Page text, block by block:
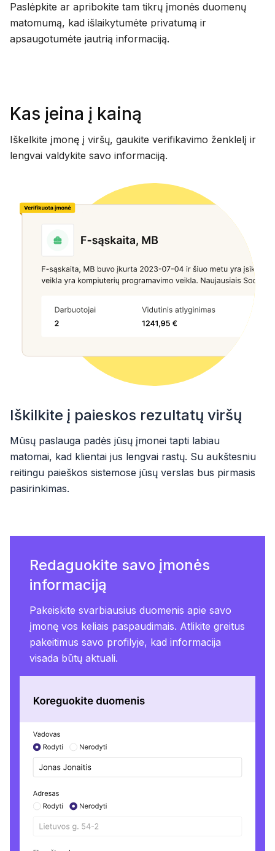
Paslėpkite ar apribokite tam tikrų įmonės duomenų
matomumą, kad išlaikytumėte privatumą ir
apsaugotumėte jautrią informaciją.
Kas įeina į kainą
Iškelkite įmonę į viršų, gaukite verifikavimo ženklelį ir
lengvai valdykite savo informaciją.
Iškilkite į paieskos rezultatų viršų
Mūsų paslauga padės jūsų įmonei tapti labiau
matomai, kad klientai jus lengvai rastų. Su aukštesniu
reitingu paieškos sistemose jūsų verslas bus pirmasis
pasirinkimas.
Redaguokite savo įmonės
informaciją
Pakeiskite svarbiausius duomenis apie savo
įmonę vos keliais paspaudimais. Atlikite greitus
pakeitimus savo profilyje, kad informacija
visada būtų aktuali.